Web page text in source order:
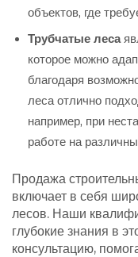
объектов, где
Трубчатые леса
которое можно
благодаря
леса отлично
например, при
работе на
Продажа
включает в себя
лесов. Наши
глубокие знания в
консультацию,